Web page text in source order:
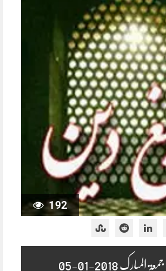
192
2018-01-05